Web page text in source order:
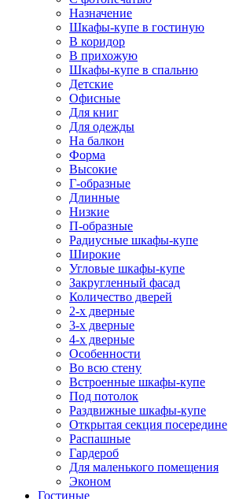
Назначение
Шкафы-купе в гостиную
В коридор
В прихожую
Шкафы-купе в спальню
Детские
Офисные
Для книг
Для одежды
На балкон
Форма
Высокие
Г-образные
Длинные
Низкие
П-образные
Радиусные шкафы-купе
Широкие
Угловые шкафы-купе
Закругленный фасад
Количество дверей
2-х дверные
3-х дверные
4-х дверные
Особенности
Во всю стену
Встроенные шкафы-купе
Под потолок
Раздвижные шкафы-купе
Открытая секция посередине
Распашные
Гардероб
Для маленького помещения
Эконом
Гостиные